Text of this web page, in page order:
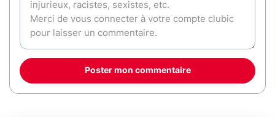
Poster mon commentaire